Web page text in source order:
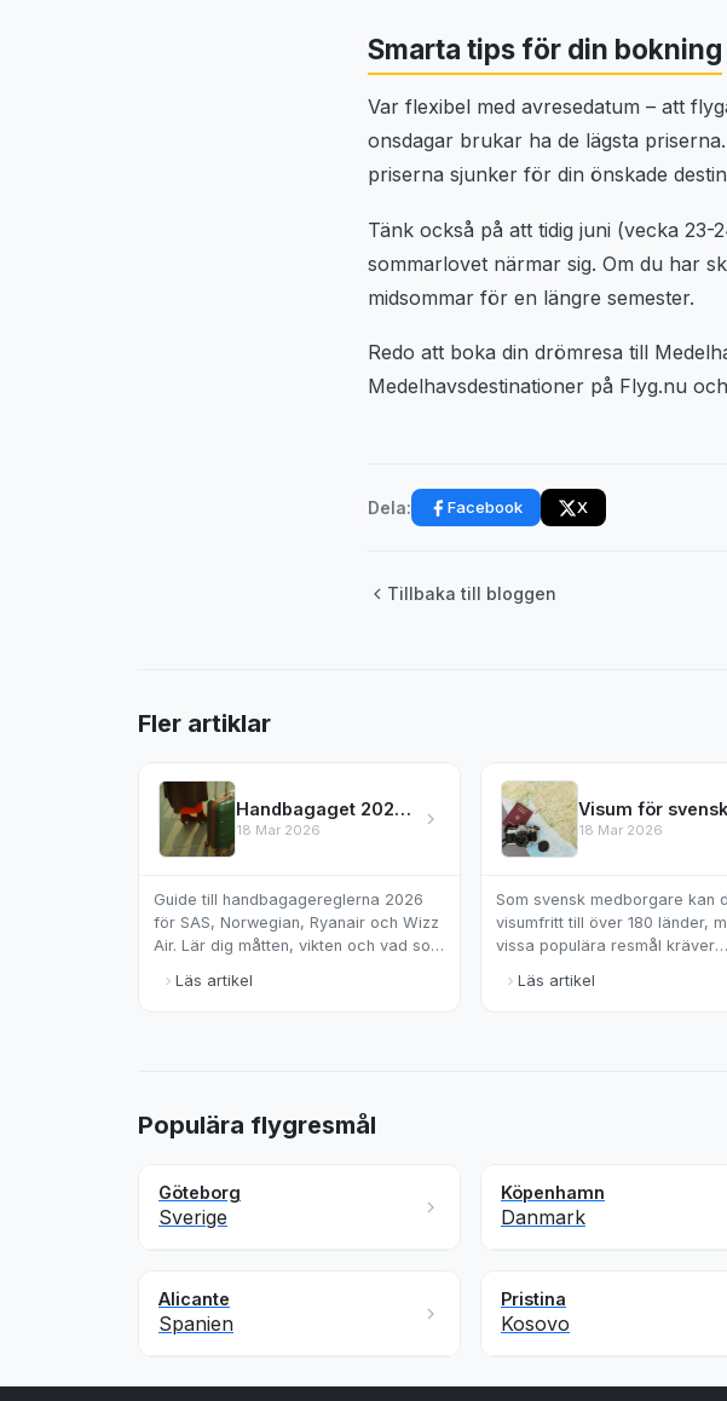
Smarta tips för din bokning
Var flexibel med avresedatum – att
onsdagar brukar ha de lägsta
priserna sjunker för din önskade
Tänk också på att tidig juni (vecka
sommarlovet närmar sig. Om du har
midsommar för en längre semester.
Redo att boka din drömresa till
Medelhavsdestinationer på Flyg.nu
Dela: Facebook X
Tillbaka till bloggen
Fler artiklar
Handbagaget 2026 – reglerna hos SAS, Norwegian & mer
18 Mar 2026
Guide till handbagagereglerna 2026
för SAS, Norwegian, Ryanair och Wizz
Air. Lär dig måtten, vikten och vad som
kostnader.
Läs artikel
18 Mar 2026
Som svensk medborgare kan
visumfritt till över 180 länder,
vissa populära resmål kräver
resegodkännande.
Läs artikel
Populära flygresmål
Göteborg
Sverige
Köpenhamn
Danmark
Alicante
Spanien
Pristina
Kosovo